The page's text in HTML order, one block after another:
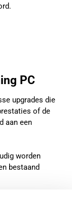
PC
upgrades die
of de
aan een
worden
bestaand